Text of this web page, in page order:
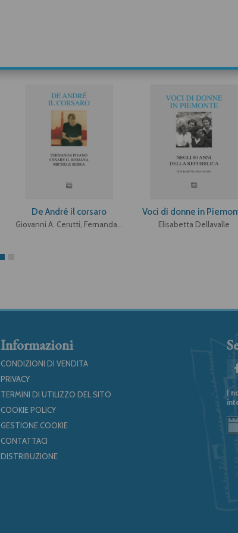
De André il corsaro Voci di donne in
Elisabetta Dellavalle
Informazioni
CONDIZIONI DI VENDITA
PRIVACY
TERMINI DI UTILIZZO DEL SITO
COOKIE POLICY
GESTIONE COOKIE
CONTATTACI
DISTRIBUZIONE
I